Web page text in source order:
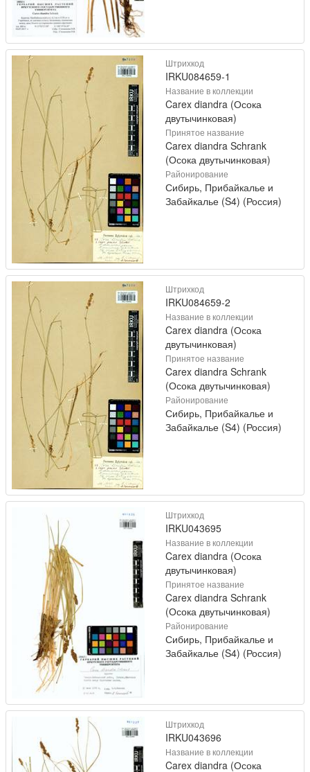
Штрихкод
IRKU084659-1
Название в коллекции
Carex diandra (Осока
двутычинковая)
Принятое название
Carex diandra Schrank
(Осока двутычинковая)
Районирование
Сибирь, Прибайкалье и
Забайкалье (S4) (Россия)
Штрихкод
IRKU084659-2
Название в коллекции
Carex diandra (Осока
двутычинковая)
Принятое название
Carex diandra Schrank
(Осока двутычинковая)
Районирование
Сибирь, Прибайкалье и
Забайкалье (S4) (Россия)
Штрихкод
IRKU043695
Название в коллекции
Carex diandra (Осока
двутычинковая)
Принятое название
Carex diandra Schrank
(Осока двутычинковая)
Районирование
Сибирь, Прибайкалье и
Забайкалье (S4) (Россия)
Штрихкод
IRKU043696
Название в коллекции
Carex diandra (Осока